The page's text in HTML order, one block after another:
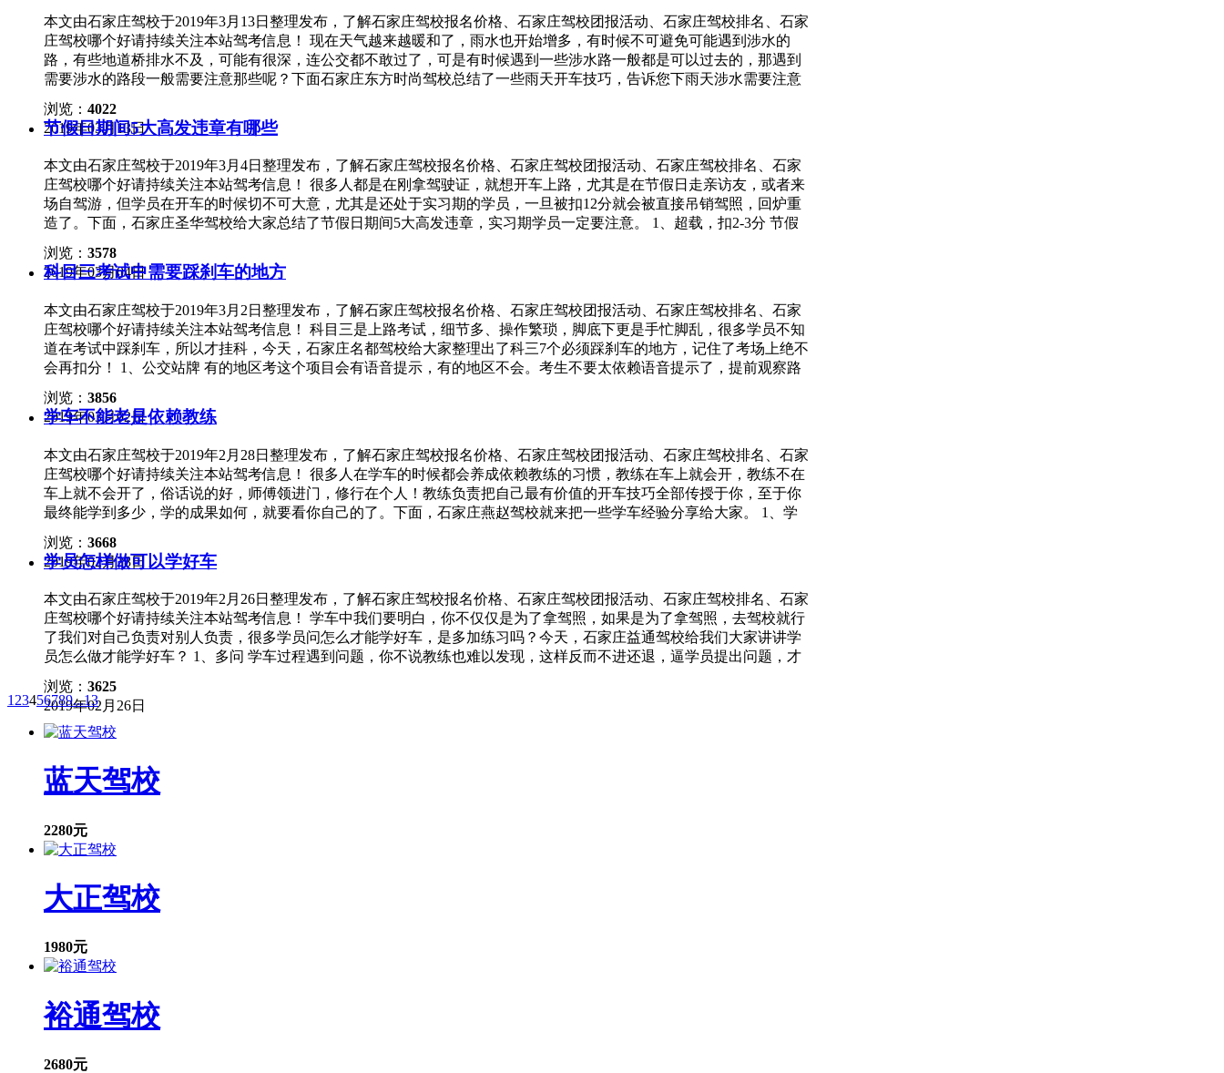
以在更大程度上提高汽车的使用寿命！
辆黑色轿车通过此路口时没有提前减速让行，将摩托车上两人撞飞到对象车道，造成两人不同程度受伤。因此，无论是
行人还是机动车司机都应遵守法律，斑马线前减速礼让行人是非常必要的，既是保护自己，也是保护他人！
本文由石家庄驾校于2019年3月13日整理发布，了解石家庄驾校报名价格、石家庄驾校团报活动、石家庄驾校排名、石家
庄驾校哪个好请持续关注本站驾考信息！ 现在天气越来越暖和了，雨水也开始增多，有时候不可避免可能遇到涉水的
路，有些地道桥排水不及，可能有很深，连公交都不敢过了，可是有时候遇到一些涉水路一般都是可以过去的，那遇到
需要涉水的路段一般需要注意那些呢？下面石家庄东方时尚驾校总结了一些雨天开车技巧，告诉您下雨天涉水需要注意
哪些。 一、涉水前观察路况 1..驾车涉水前应注意观察水的深度、流向和流速，判断水下是否有淤泥、流沙等障碍物。还
要用塑料布等其它包扎分电器和高压线。 2.水况不明的路段必须下车探路，或者观察前面车行驶轨迹，不可盲目涉水。
3.入水前先将车停放一段时间，使发动机温度冷却，避免车辆入水后由于水温达到工作温度电子扇突然启动，将水吹入
发动机舱，造成中途熄火，必要时可以考虑拔掉散热风扇保险。将可能侵入水中的牌照拆掉，否则水的浮力会将牌照弄
掉。 4.要打开发动机罩，看一下你的车空气滤清器进气口距离地面的高度，到水中估算一下，如果水深可能达到该位
置，坚决不可涉水，否则水会从进气道吸入燃烧室，由于水是不可以压缩的，会造成发动机内部严重损坏，比高速行驶
时正时皮带断裂还严重。 5.注意观察前车通过的路线和速度，并借此观察积水深度判断自己的车是否可以通过。 二、涉
水时保持稳定动力 1. 若发现车轮打滑或下陷，切忌不要猛加油门冲车，应在发动机不熄火的情况下，在人力或其他车辆
的协助下驶出水区。由于水压远小于汽缸的排气压力，只要车辆不熄火，积水是不会倒灌进去的。 2. 对于坚硬路面挂
低挡缓慢驶入水中，行驶中应稳住方向盘，同时稳住油门，保持汽车有足够而稳定的动力，一气通过，尽量避免中途停
有足够的转速排气以推开排气管周围的水，中途不可松开油门，保持油门稳定，避免后方的水灌入排气管，这样不仅会
造成中途熄火，三元催化器也可能因为骤冷而报废。 5. 档位应当选用最低档，如果是四驱车，应当选用低速四驱，而不
是使用D档，必须要使用1档，保持低速行驶 6.车辆在水中如果发现不能继续前进，在保持一定油门的状态下踩下制动踏
板，强行换入倒档，不可使发动机熄火，否则排气管进水后发动机是无法启动的。 三、涉水后需要检查电路 1.涉水后立
堵塞，轮胎有无损坏，底盘下面有无水草缠绕等，及时将车辆清理干净，恢复制动效果。 3.在尚未确定电路系统、引擎
组件等部件未进水之前，不要试图启动以免造成更大损失。 4.车辆出水后，应当保持发动机运转的情况下，下车查看发
芯是否打湿，如果打湿必须吹干，可以借助其他车辆的尾气将其吹干，并尽快更换。 6.行驶中轻踩制动，让制动系统的
水汽尽快蒸发，恢复制动功能。 7.尽快将车开到就近的汽修厂，检查变速箱、分动箱、前后差速器油是否进水，如果进
水，立刻更换。 8.检查脚垫下的地毯是否打湿，如果打湿尽快晾干，避免造成地盘钣金过早生锈。 四、水中熄火了怎么
办 如果汽车在水中熄火，出水后千万不可盲目启动车辆，由于水不像空气一样可以压缩，进入燃烧室后如果强行启动车
辆必定会顶坏气门以及整套配气机构，甚至顶碎活塞。正确的方法是： 1.将火花塞拆掉，将喷油嘴电源插头拔下（也可
找到燃油泵保险拔掉），用起动机运转发动机，看气缸内是否有水从火花塞孔喷出，确定气缸内无水后，装复火花塞和
分，如果有水，将排气管拆下将水倒出，特别是三元催化器内的水，更要排净，然后装复排气系统。 3.启动发动机，尽
量找一些上陡坡路段，用低速档行驶，排净排气系统内的积水。 4.进行前一节关于变速系统和前后差速器的润滑油检
查，如有必要，进行更换。 5.如果自己在现场要应急修理，但是你的车现在已经必须牵引到修理厂修理了，千万不要再
尝试启动了。而且如果是自动挡车最好使用平板车拉过去。
浏览： 4022
2019年03月13日
节假日期间5大高发违章有哪些
本文由石家庄驾校于2019年3月4日整理发布，了解石家庄驾校报名价格、石家庄驾校团报活动、石家庄驾校排名、石家
庄驾校哪个好请持续关注本站驾考信息！ 很多人都是在刚拿驾驶证，就想开车上路，尤其是在节假日走亲访友，或者来
场自驾游，但学员在开车的时候切不可大意，尤其是还处于实习期的学员，一旦被扣12分就会被直接吊销驾照，回炉重
造了。下面，石家庄圣华驾校给大家总结了节假日期间5大高发违章，实习期学员一定要注意。 1、超载，扣2-3分 节假
日期间走亲访友，一不注意就超载了，或许你认为车上只多了一个人没什么，但根据规定，私家车每超载一人就会被扣2
分，罚款200元，所以学员千万不能大意！ 2、没限速标志超速，扣3-12分 拿到驾照后，不少学员就把科一科四的内容抛
之脑后，以为没有限速标志就可以随意行驶。 但开车上路，尤其节假日期间道路监管甚严时，有交通标志指示还好，要
是刚好没有限速标志，学员就该根据情况遵守以下速度： 如果违反规定超速，则会根据情况扣以3-12分不等。 3、驾驶
与准驾车型不符的，扣12分 聚会免不了要喝酒，可能朋友一喝多了叫你帮忙开车，这时就要辨别清楚这是否是与自己准
驾车型相符的车，就比如这时叫你开的是一辆加长林肯，你可以开吗？ 回答是否！虽然属于轿车类，但C1驾照的准驾车
型的规定为驾驶长度小于6米以下，不超过9座的小型汽车，因此，学员一定要对准驾车型有所了解。 一旦违反，将被扣
12分，罚款200-2000元不等，重点是还会被处以15日以下的拘留。 如果学员不清楚规定车型的话，除了看上表外，还有
一个最方便的方法是打开你的驾照查看其中列出的准驾车型就可以了。 4、右侧超车，扣3分 节假日期间道路上汽车增
多，偶尔遇到一些开车慢的司机，想要超越，但一定要记得要向左边变道超车，一旦向右变道超车就违法了！ 一般情况
学员刚拿证对于许多驾驶过程中可能遇到的扣分情况并不了解，明明啥也没做，就被扣12分，感觉挺冤枉的。 如在雨雪
天气偏多或是道路情况不好的地方，泥水溅起遮挡住车牌或冰雪覆盖了车牌的情况都有发生，无论是否故意为之，一经
发现，就按照故意遮挡车牌处理。 而故意遮挡号牌的处罚是：记12分，罚款200元！ 可以看出这个处罚之重，毕竟对于
实习期学员来说，扣12分就要被吊销驾照，一切重头再来了，因此，学员准备行车时一定要注意检查车辆外观尤其是车
浏览： 3578
2019年03月04日
科目三考试中需要踩刹车的地方
本文由石家庄驾校于2019年3月2日整理发布，了解石家庄驾校报名价格、石家庄驾校团报活动、石家庄驾校排名、石家
庄驾校哪个好请持续关注本站驾考信息！ 科目三是上路考试，细节多、操作繁琐，脚底下更是手忙脚乱，很多学员不知
道在考试中踩刹车，所以才挂科，今天，石家庄名都驾校给大家整理出了科三7个必须踩刹车的地方，记住了考场上绝不
会再扣分！ 1、公交站牌 有的地区考这个项目会有语音提示，有的地区不会。考生不要太依赖语音提示了，提前观察路
边指示牌，看到有公交站牌了估算一下距离是不是在30米以内，然后踩刹减速。 2、通过学校 在进入学校路段之前，都
会早早在路边设置好牌子提醒过往司机。只要注意观察就能看到。按照规定踩刹车减速就可以了。 3、左右转弯 一般左
右转弯时，要控制在2挡上的速度过弯。在开到路口前，如果需要变道到转弯车道上，可以在变道的过程中就开始逐渐减
速。 4、直行通过路口 这个项目不仅要提前减速刹车，通过路口时的车速也不能超过30km/h。要注意的是，如果速度表
指针正好指在30km/h上，不要以为是安全的，仍然要踩刹减速，最好把速度降到30km/h以下。 5、人行横道 跟通过路口
一样，提前踩刹减速，如果人行横道上正好有行人通行，还需要停车让行，等行人走完了再起步继续考试。要注意不要
把车停在人行道上。 6、掉头 掉头必须要减速减档到1挡再操作，抛开考试要求，要是在高速高档上掉头，汽车不稳的都
容易翻车，很危险。 7、会车 虽然有的地区对会车没有减速要求，但小编提醒大家要是在考试时考到了会车项目，建议
还是轻点一下刹车，观察后视镜确认安全后把方向稍向右打一点，做出减速礼让的操作来，给考官留个好印象。
浏览： 3856
2019年03月02日
学车不能老是依赖教练
本文由石家庄驾校于2019年2月28日整理发布，了解石家庄驾校报名价格、石家庄驾校团报活动、石家庄驾校排名、石家
庄驾校哪个好请持续关注本站驾考信息！ 很多人在学车的时候都会养成依赖教练的习惯，教练在车上就会开，教练不在
车上就不会开了，俗话说的好，师傅领进门，修行在个人！教练负责把自己最有价值的开车技巧全部传授于你，至于你
最终能学到多少，学的成果如何，就要看你自己的了。下面，石家庄燕赵驾校就来把一些学车经验分享给大家。 1、学
习方法决定了你能学多好 如果你遇到问题不是忽略带过而是虚心向教练请教，如果你上完一节课不是立马走掉而是和教
练交流探讨，如果你学完一个项目后认真总结、多多思考，如果你更喜欢梳理操作步骤而不是机械记忆……那么相信，
你一定能学好，甚至学的比同车人都要好，因为你用对了方法，因为你用了心。 2、学习态度决定了你能学多少 如果你
练车三天打鱼两天晒网；如果你总觉得交了学费教练就欠你的；如果你练车都要教练三番五次催；如果你学车遇点挫折
就自暴自弃；如果你不能虚心接受教练的建议，总觉得教练太苛刻……那么很可能，你能学到的实用驾考知识是局限
的，因为你的态度限制了你的发展。 3、学习觉悟决定了你能学多精 当你进了驾校的门，就要适应驾校的学习节奏，在
这个阶段上按部就班地学习，跟着教练员的教学计划走，虚心学习，刻苦训练，把教练员当成朋友，真心地尊敬他们，
将心比心，他们也会真心地教好你，你也能学习积累到更多的驾驶经验。 学车能不能学好，教练很重要，但更重要的还
是你自己用不用心学，毕竟学车是自己的事，只有自己学进去，知识才是你的。
浏览： 3668
2019年02月28日
学员怎样做可以学好车
本文由石家庄驾校于2019年2月26日整理发布，了解石家庄驾校报名价格、石家庄驾校团报活动、石家庄驾校排名、石家
庄驾校哪个好请持续关注本站驾考信息！ 学车中我们要明白，你不仅仅是为了拿驾照，如果是为了拿驾照，去驾校就行
了我们对自己负责对别人负责，很多学员问怎么才能学好车，是多加练习吗？今天，石家庄益通驾校给我们大家讲讲学
员怎么做才能学好车？ 1、多问 学车过程遇到问题，你不说教练也难以发现，这样反而不进还退，逼学员提出问题，才
能及时解决问题，提高学车效率。 2、大胆 教练在旁边，尽管按照教练说的去做就可以了，只有让学员主动去尝试开车
（有练习的机会不要逃避），不要怕出错，学员才能很快就上手。 3、多听 学车过程，教练的批评都是对事不对人的，
教练的指导都是针对考试的重点，学员要多理解，一定要把技巧、操作都听进去。 4、多思 练车时，学员出错第一时间
告诉学员，先让学员思考自己错在哪里，反思自己还存在哪些不足，再与学员沟通，只有让学员懂得思考，这样进步才
员多观察他人练车，对比自己有何不足及时改进。
浏览： 3625
2019年02月26日
1 23456789...13
蓝天驾校
2280元
大正驾校
1980元
裕通驾校
2680元